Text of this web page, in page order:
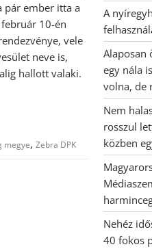
pár ember itta a
10-én
vele
neve is,
hallott valaki.
megye, Zebra DPK
A
Alaposan
egy nála
volna, de
Nem
rosszul
közben
Nehéz
40 fokos